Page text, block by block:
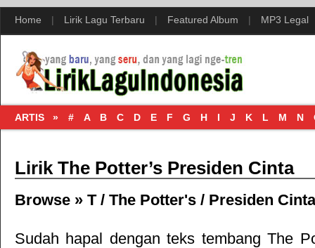
Home | Lirik Lagu Terbaru | Featured Album | MP3 Legal
ARTIS » # A B C D E F G H I J K L M N
Lirik The Potter’s Presiden Cinta
Browse » T/ The Potter's / Presiden Cinta
Sudah hapal dengan teks tembangThe